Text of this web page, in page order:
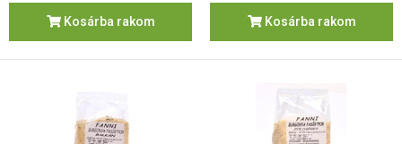
Kosárba rakom Kosárba rakom